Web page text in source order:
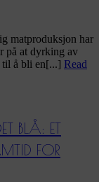
matproduksjon har
på at dyrking av
til å bli en[...] Read
BLÅ: ET
FOR